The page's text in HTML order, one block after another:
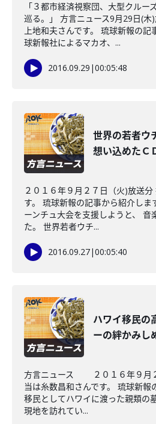
「３都市経済視察団、大型クルー
巡る。」 方言ニュース9月29日(木
上地和夫さんです。 琉球新報の
球新報社によるマカオ、...
2016.09.29 |00:05:48
世界の若者ウ
想い込めたＣ
２０１６年９月２７日（火)放送
す。 琉球新報の記事から紹介しま
ーンチュ大会を支援しようと、 音
た。 世界若者ウチ...
2016.09.27|00:05:40
ハワイ移民
ーの絆かみし
方言ニュース ２０１６年９月
当は糸数昌和さんです。 琉球新報
移民としてハワイに渡った親類の
現地を訪れてい...